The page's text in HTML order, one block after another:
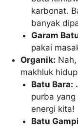
karbonat.
banyak
Garam
pakai
Organik:
makhluk
Batu Bara:
purba
energi kita!
Batu